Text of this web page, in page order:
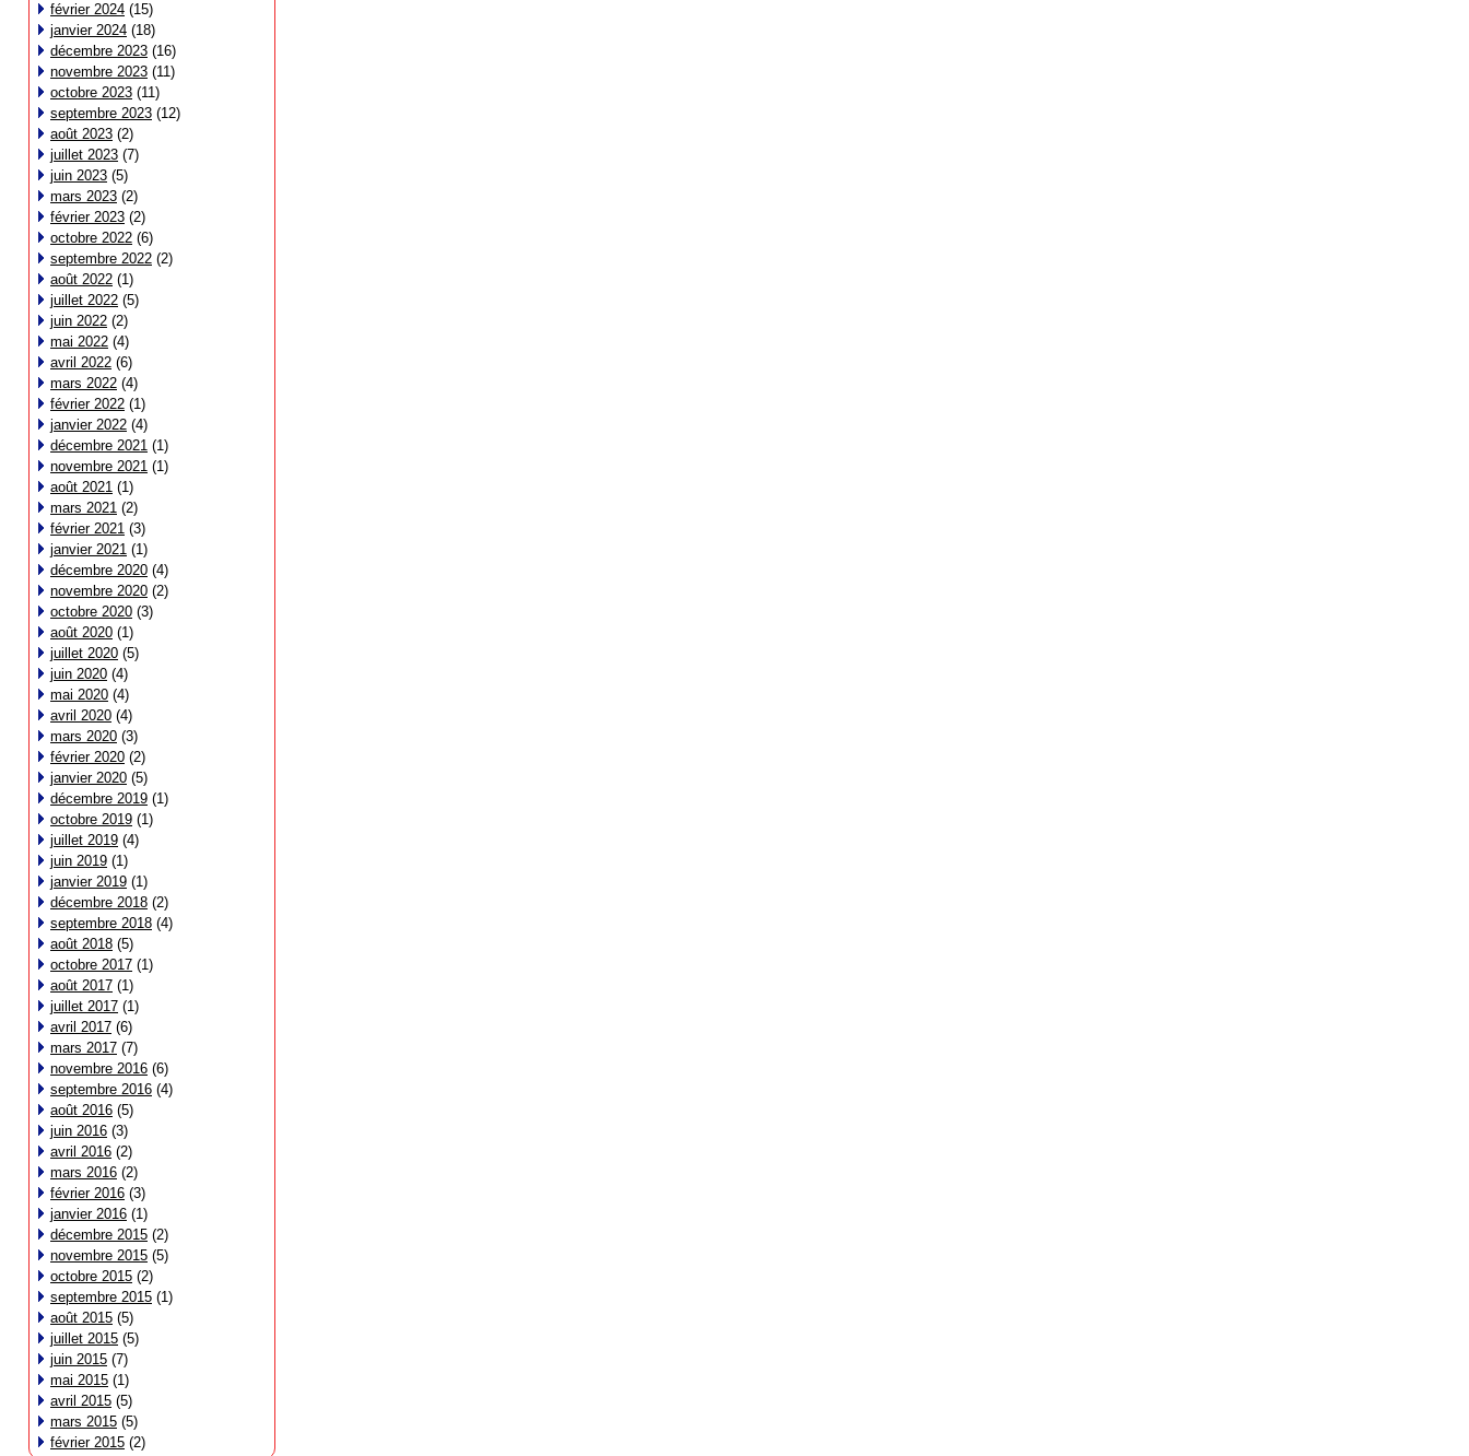
février 2024 (15)
janvier 2024 (18)
décembre 2023 (16)
novembre 2023 (11)
octobre 2023 (11)
septembre 2023 (12)
août 2023 (2)
juillet 2023 (7)
juin 2023 (5)
mars 2023 (2)
février 2023 (2)
octobre 2022 (6)
septembre 2022 (2)
août 2022 (1)
juillet 2022 (5)
juin 2022 (2)
mai 2022 (4)
avril 2022 (6)
mars 2022 (4)
février 2022 (1)
janvier 2022 (4)
décembre 2021 (1)
novembre 2021 (1)
août 2021 (1)
mars 2021 (2)
février 2021 (3)
janvier 2021 (1)
décembre 2020 (4)
novembre 2020 (2)
octobre 2020 (3)
août 2020 (1)
juillet 2020 (5)
juin 2020 (4)
mai 2020 (4)
avril 2020 (4)
mars 2020 (3)
février 2020 (2)
janvier 2020 (5)
décembre 2019 (1)
octobre 2019 (1)
juillet 2019 (4)
juin 2019 (1)
janvier 2019 (1)
décembre 2018 (2)
septembre 2018 (4)
août 2018 (5)
octobre 2017 (1)
août 2017 (1)
juillet 2017 (1)
avril 2017 (6)
mars 2017 (7)
novembre 2016 (6)
septembre 2016 (4)
août 2016 (5)
juin 2016 (3)
avril 2016 (2)
mars 2016 (2)
février 2016 (3)
janvier 2016 (1)
décembre 2015 (2)
novembre 2015 (5)
octobre 2015 (2)
septembre 2015 (1)
août 2015 (5)
juillet 2015 (5)
juin 2015 (7)
mai 2015 (1)
avril 2015 (5)
mars 2015 (5)
février 2015 (2)